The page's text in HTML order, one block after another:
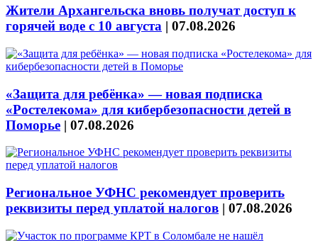
Жители Архангельска вновь получат доступ к
горячей воде с 10 августа | 07.08.2026
«Защита для ребёнка» — новая подписка
«Ростелекома» для кибербезопасности детей в
Поморье | 07.08.2026
Региональное УФНС рекомендует проверить
реквизиты перед уплатой налогов | 07.08.2026